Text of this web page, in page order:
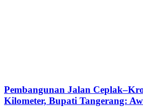
Pembangunan Jalan
Kilometer, Bupati Tangerang: